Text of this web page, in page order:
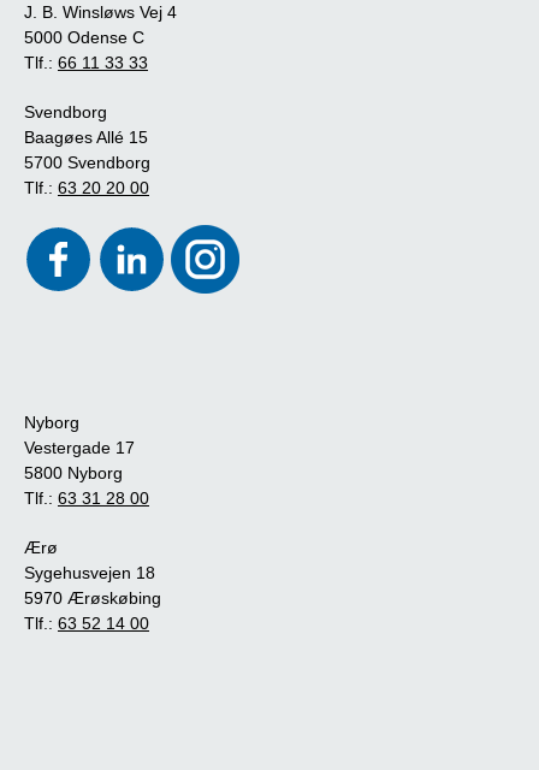
J. B. Winsløws Vej 4
5000 Odense C
Tlf.: 66 11 33 33
Svendborg
Baagøes Allé 15
5700 Svendborg
Tlf.: 63 20 20 00
Nyborg
Vestergade 17
5800 Nyborg
Tlf.: 63 31 28 00
Ærø
Sygehusvejen 18
5970 Ærøskøbing
Tlf.: 63 52 14 00